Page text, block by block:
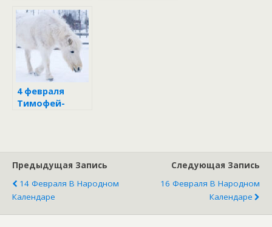
4 февраля
Тимофей-
Предыдущая Запись
14 Февраля В Народном
Календаре
Следующая Запись
16 Февраля В Народном
Календаре